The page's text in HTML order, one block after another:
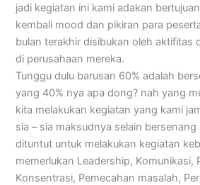
jadi kegiatan ini kami adakan
kembali mood dan pikiran para
bulan terakhir disibukan oleh aktifitas
di perusahaan mereka.
Tunggu dulu barusan 60% adalah
yang 40% nya apa dong? nah yang
kita melakukan kegiatan yang kami
sia – sia maksudnya selain
dituntut untuk melakukan kegiatan
memerlukan Leadership, Komunikasi,
Konsentrasi, Pemecahan masalah,